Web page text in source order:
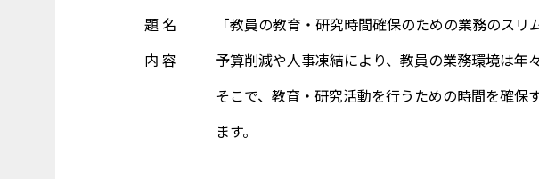
題 名
「教員の教育・研究時間確保のための業務のスリ
内 容
予算削減や人事凍結により、教員の業務環境は年
そこで、教育・研究活動を行うための時間を確
ます。